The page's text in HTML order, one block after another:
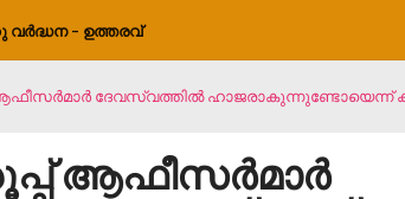
വർദ്ധന – ഉത്തരവ്
ആഫീസർമാർ ദേവസ്വത്തിൽ
ആഫീസർമാർ